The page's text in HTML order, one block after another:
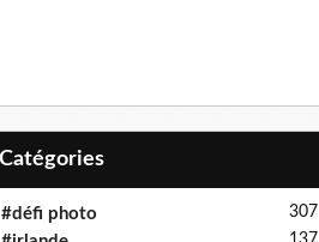
Catégories
#défi photo 307